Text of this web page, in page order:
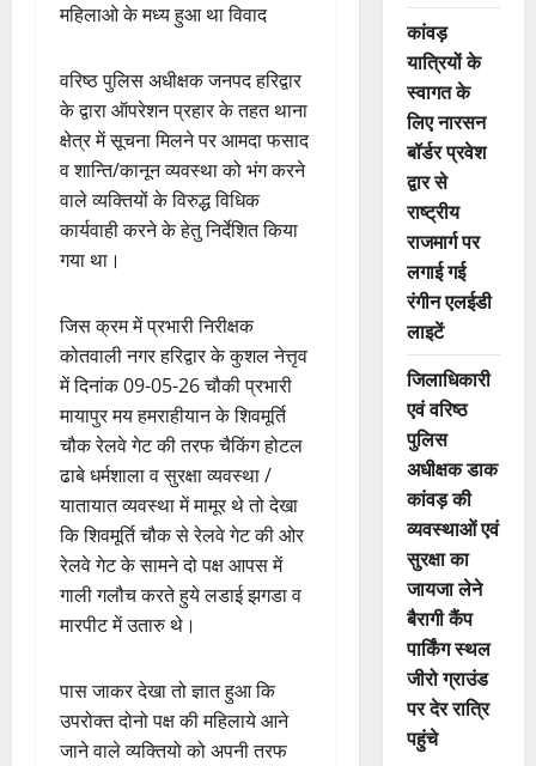
महिलाओ के मध्य हुआ था विवाद
वरिष्ठ पुलिस अधीक्षक जनपद हरिद्वार
के द्वारा ऑपरेशन प्रहार के तहत थाना
क्षेत्र में सूचना मिलने पर आमदा फसाद
व शान्ति/कानून व्यवस्था को भंग करने
वाले व्यक्तियों के विरुद्ध विधिक
कार्यवाही करने के हेतु निर्देशित किया
गया था।
जिस क्रम में प्रभारी निरीक्षक
कोतवाली नगर हरिद्वार के कुशल नेत्तृव
में दिनांक 09-05-26 चौकी प्रभारी
मायापुर मय हमराहीयान के शिवमूर्ति
चौक रेलवे गेट की तरफ चैकिंग होटल
ढाबे धर्मशाला व सुरक्षा व्यवस्था /
यातायात व्यवस्था में मामूर थे तो देखा
कि शिवमूर्ति चौक से रेलवे गेट की ओर
रेलवे गेट के सामने दो पक्ष आपस में
गाली गलौच करते हुये लडाई झगडा व
मारपीट में उतारु थे।
पास जाकर देखा तो ज्ञात हुआ कि
उपरोक्त दोनो पक्ष की महिलाये आने
जाने वाले व्यक्तियो को अपनी तरफ
कांवड़
यात्रियों के
स्वागत के
लिए नारसन
बॉर्डर प्रवेश
द्वार से
राष्ट्रीय
राजमार्ग पर
लगाई गई
रंगीन एलईडी
लाइटें
जिलाधिकारी
एवं वरिष्ठ
पुलिस
अधीक्षक डाक
कांवड़ की
व्यवस्थाओं एवं
सुरक्षा का
जायजा लेने
बैरागी कैंप
पार्किंग स्थल
जीरो ग्राउंड
पर देर रात्रि
पहुंचे